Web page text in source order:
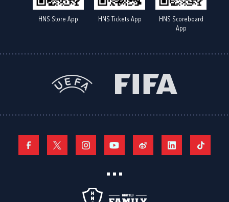
HNS Store App HNS Tickets App
HNS Scoreboard
App